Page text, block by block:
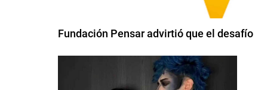
Fundación Pensar advirtió que el